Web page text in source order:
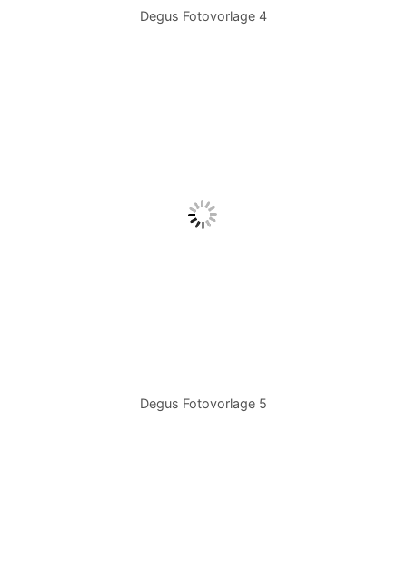
Degus Fotovorlage 4
Degus Fotovorlage 5